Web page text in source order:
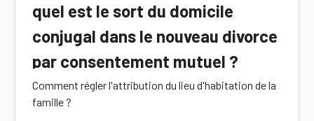
quel est le sort du domicile
conjugal dans le nouveau divorce
par consentement mutuel ?
Comment régler l'attribution du lieu d'habitation de la
famille ?